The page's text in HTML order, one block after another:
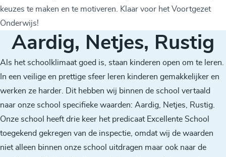
keuzes te maken en te motiveren. Klaar voor het Voortgezet
Onderwijs!
Aardig, Netjes, Rustig
Als het schoolklimaat goed is, staan kinderen open om te leren.
In een veilige en prettige sfeer leren kinderen gemakkelijker en
werken ze harder. Dit hebben wij binnen de school vertaald
naar onze school specifieke waarden: Aardig, Netjes, Rustig.
Onze school heeft drie keer het predicaat Excellente School
toegekend gekregen van de inspectie, omdat wij de waarden
niet alleen binnen onze school uitdragen maar ook naar de